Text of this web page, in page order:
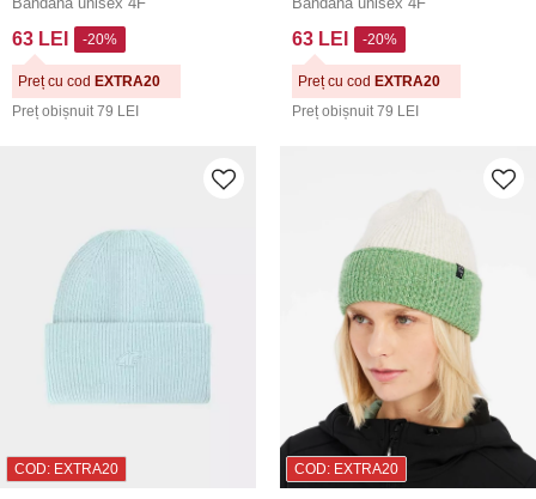
63 LEI
Preț obișnuit 79 LEI
-20%
Preț cu cod EXTRA20
63 LEI
Preț obișnuit 79 LEI
-20%
Preț cu cod EXTRA20
COD: EXTRA20 COD: EXTRA20